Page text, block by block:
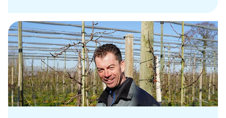
vergt veel nieuwe kennis en nieuwe strategieën.
Voor de ontwikkeling daarvan wil ik me de
komende jaren maximaal gaan inzetten’’, zo geeft
hij zijn belangrijkste missie weer.